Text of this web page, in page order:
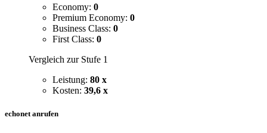
Economy: 0
Premium Economy: 0
Business Class: 0
First Class: 0
Vergleich zur Stufe 1
Leistung: 80 x
Kosten: 39,6 x
echonet anrufen